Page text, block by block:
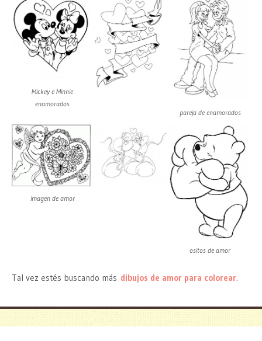
Mickey e Minnie
enamorados
pareja de enamorados
imagen de amor
ositos de amor
Tal vez estés buscando más dibujos de amor para colorear.